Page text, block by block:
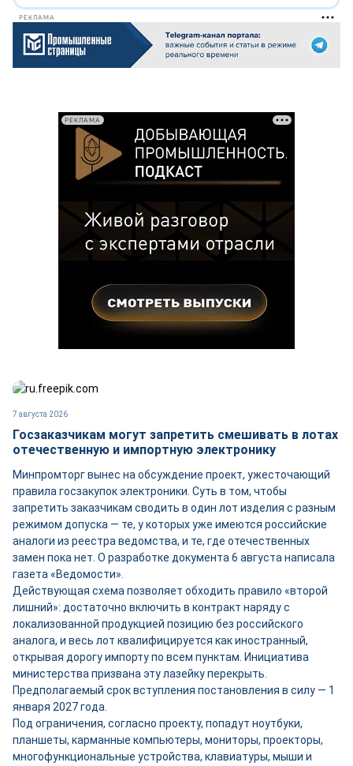
РЕКЛАМА
7 августа 2026
Госзаказчикам могут запретить смешивать в лотах
отечественную и импортную электронику
Минпромторг вынес на обсуждение проект, ужесточающий
правила госзакупок электроники. Суть в том, чтобы
запретить заказчикам сводить в один лот изделия с разным
режимом допуска — те, у которых уже имеются российские
аналоги из реестра ведомства, и те, где отечественных
замен пока нет. О разработке документа 6 августа написала
газета «Ведомости».
Действующая схема позволяет обходить правило «второй
лишний»: достаточно включить в контракт наряду с
локализованной продукцией позицию без российского
аналога, и весь лот квалифицируется как иностранный,
открывая дорогу импорту по всем пунктам. Инициатива
министерства призвана эту лазейку перекрыть.
Предполагаемый срок вступления постановления в силу — 1
января 2027 года.
Под ограничения, согласно проекту, попадут ноутбуки,
планшеты, карманные компьютеры, мониторы, проекторы,
многофункциональные устройства, клавиатуры, мыши и
РЕКЛАМА